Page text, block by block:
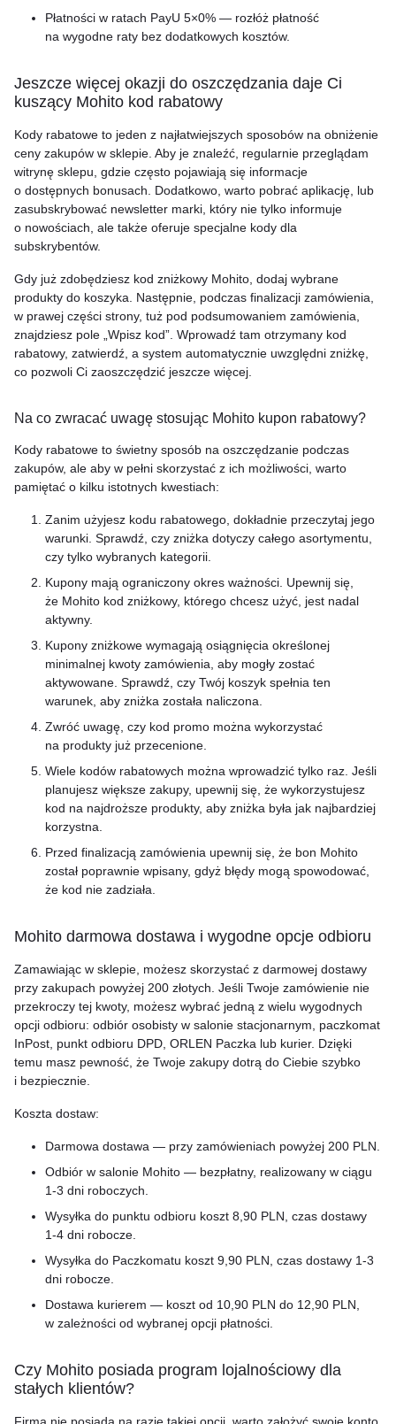
Płatności w ratach PayU 5×0% — rozłóż płatność
na wygodne raty bez dodatkowych kosztów.
Jeszcze więcej okazji do oszczędzania daje Ci
kuszący Mohito kod rabatowy
Kody rabatowe to jeden z najłatwiejszych sposobów na obniżenie
ceny zakupów w sklepie. Aby je znaleźć, regularnie przeglądam
witrynę sklepu, gdzie często pojawiają się informacje
o dostępnych bonusach. Dodatkowo, warto pobrać aplikację, lub
zasubskrybować newsletter marki, który nie tylko informuje
o nowościach, ale także oferuje specjalne kody dla
subskrybentów.
Gdy już zdobędziesz kod zniżkowy Mohito, dodaj wybrane
produkty do koszyka. Następnie, podczas finalizacji zamówienia,
w prawej części strony, tuż pod podsumowaniem zamówienia,
znajdziesz pole „Wpisz kod”. Wprowadź tam otrzymany kod
rabatowy, zatwierdź, a system automatycznie uwzględni zniżkę,
co pozwoli Ci zaoszczędzić jeszcze więcej.
Na co zwracać uwagę stosując Mohito kupon rabatowy?
Kody rabatowe to świetny sposób na oszczędzanie podczas
zakupów, ale aby w pełni skorzystać z ich możliwości, warto
pamiętać o kilku istotnych kwestiach:
Zanim użyjesz kodu rabatowego, dokładnie przeczytaj jego
warunki. Sprawdź, czy zniżka dotyczy całego asortymentu,
czy tylko wybranych kategorii.
Kupony mają ograniczony okres ważności. Upewnij się,
że Mohito kod zniżkowy, którego chcesz użyć, jest nadal
aktywny.
Kupony zniżkowe wymagają osiągnięcia określonej
minimalnej kwoty zamówienia, aby mogły zostać
aktywowane. Sprawdź, czy Twój koszyk spełnia ten
warunek, aby zniżka została naliczona.
Zwróć uwagę, czy kod promo można wykorzystać
na produkty już przecenione.
Wiele kodów rabatowych można wprowadzić tylko raz. Jeśli
planujesz większe zakupy, upewnij się, że wykorzystujesz
kod na najdroższe produkty, aby zniżka była jak najbardziej
korzystna.
Przed finalizacją zamówienia upewnij się, że bon Mohito
został poprawnie wpisany, gdyż błędy mogą spowodować,
że kod nie zadziała.
Mohito darmowa dostawa i wygodne opcje odbioru
Zamawiając w sklepie, możesz skorzystać z darmowej dostawy
przy zakupach powyżej 200 złotych. Jeśli Twoje zamówienie nie
przekroczy tej kwoty, możesz wybrać jedną z wielu wygodnych
opcji odbioru: odbiór osobisty w salonie stacjonarnym, paczkomat
InPost, punkt odbioru DPD, ORLEN Paczka lub kurier. Dzięki
temu masz pewność, że Twoje zakupy dotrą do Ciebie szybko
i bezpiecznie.
Koszta dostaw:
Darmowa dostawa — przy zamówieniach powyżej 200 PLN.
Odbiór w salonie Mohito — bezpłatny, realizowany w ciągu
1-3 dni roboczych.
Wysyłka do punktu odbioru koszt 8,90 PLN, czas dostawy
1-4 dni robocze.
Wysyłka do Paczkomatu koszt 9,90 PLN, czas dostawy 1-3
dni robocze.
Dostawa kurierem — koszt od 10,90 PLN do 12,90 PLN,
w zależności od wybranej opcji płatności.
Czy Mohito posiada program lojalnościowy dla
stałych klientów?